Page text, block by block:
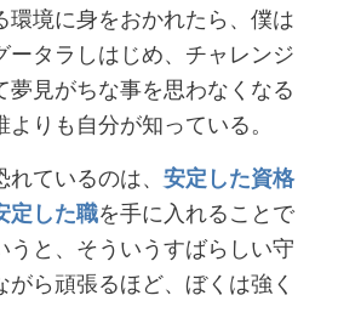
環境に身をおかれたら、僕は
ータラしはじめ、チャレンジ
夢見がちな事を思わなくなる
りも自分が知っている。
ているのは、 安定した資格
定した職を手に入れることで
うと、そういうすばらしい守
ら頑張るほど、ぼくは強く